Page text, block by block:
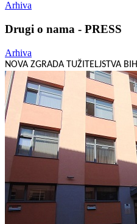
Arhiva
Drugi o nama - PRESS
Arhiva
NOVA ZGRADA TUŽITELJSTVA BIH